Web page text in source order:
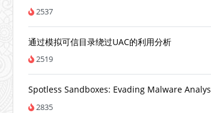
2537
通过模拟可信目录绕过UAC的利用分析
2519
Spotless Sandboxes: Evading Malware
2835